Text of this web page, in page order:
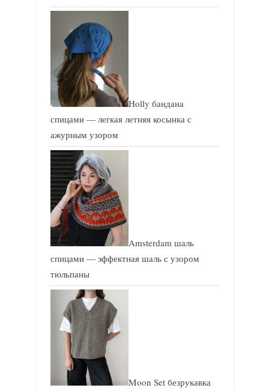
Holly бандана
спицами — легкая летняя косынка с
ажурным узором
Amsterdam шаль
спицами — эффектная шаль с узором
тюльпаны
Moon Set безрукавка